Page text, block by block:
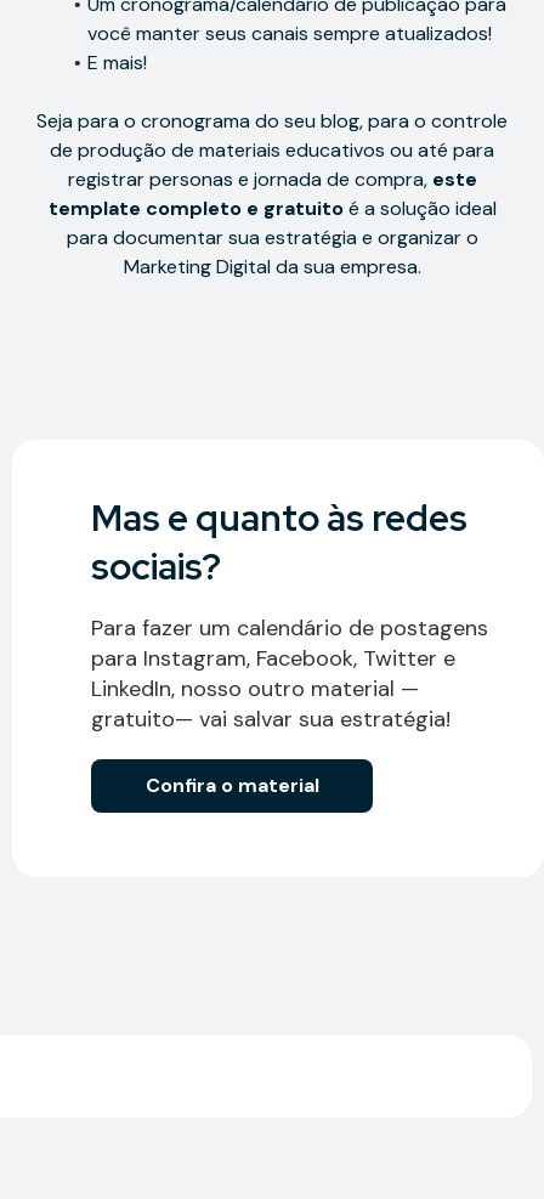
você manter seus canais sempre atualizados!
E mais!
Seja para o cronograma do seu blog, para o controle
de produção de materiais educativos ou até para
registrar personas e jornada de compra, este
template completo e gratuitoé a solução ideal
para documentar sua estratégia e organizar o
Marketing Digital da sua empresa.
Mas e quanto às redes
sociais?
Para fazer um calendário de postagens
para Instagram, Facebook, Twitter e
LinkedIn, nosso outro material —
gratuito— vai salvar sua estratégia!
Confira o material